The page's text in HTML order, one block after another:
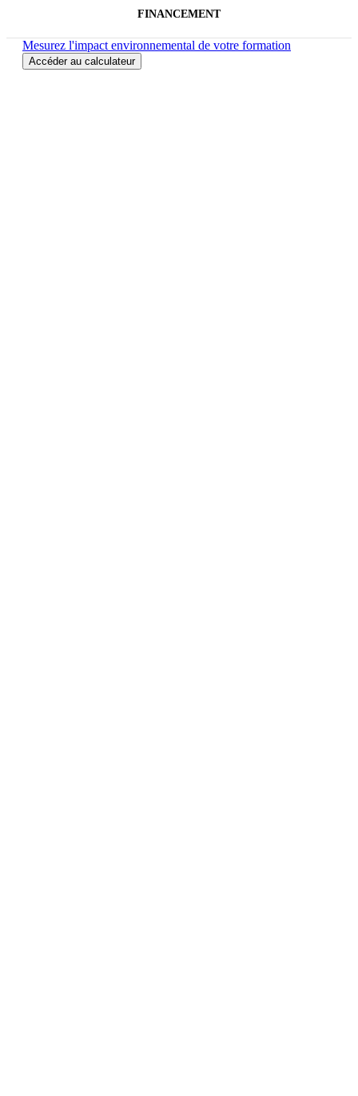
FINANCEMENT
Mesurez l'impact environnemental de votre formation
Accéder au calculateur